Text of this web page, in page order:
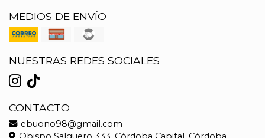
MEDIOS DE ENVÍO
NUESTRAS REDES SOCIALES
CONTACTO
ebuono98@gmail.com